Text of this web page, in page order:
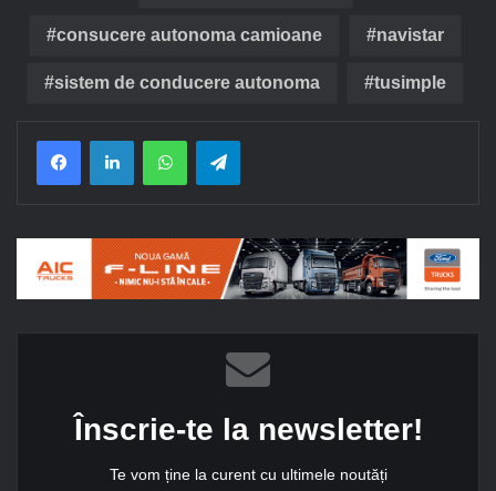
consucere autonoma camioane navistar
sistem de conducere autonoma tusimple
Înscrie-te la newsletter!
Te vom ține la curent cu ultimele noutăți